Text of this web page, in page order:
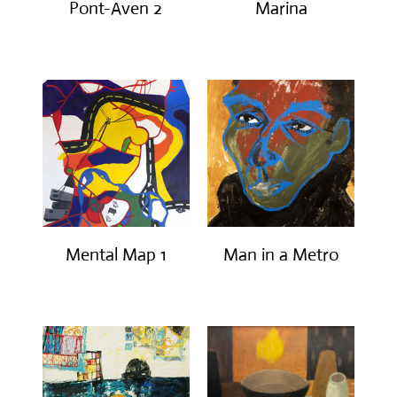
Pont-Aven 2 Marina
Mental Map 1 Man in a Metro